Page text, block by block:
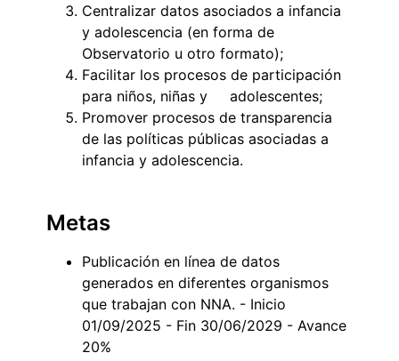
Centralizar datos asociados a infancia
y adolescencia (en forma de
Observatorio u otro formato);
Facilitar los procesos de participación
para niños, niñas y adolescentes;
Promover procesos de transparencia
de las políticas públicas asociadas a
infancia y adolescencia.
Metas
Publicación en línea de datos
generados en diferentes organismos
que trabajan con NNA. - Inicio
01/09/2025 - Fin 30/06/2029 - Avance
20%